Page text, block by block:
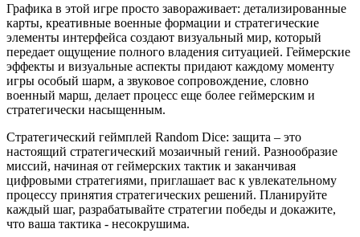
Графика в этой игре просто завораживает: детализированные
карты, креативные военные формации и стратегические
элементы интерфейса создают визуальный мир, который
передает ощущение полного владения ситуацией. Геймерские
эффекты и визуальные аспекты придают каждому моменту
игры особый шарм, а звуковое сопровождение, словно
военный марш, делает процесс еще более геймерским и
стратегически насыщенным.
Стратегический геймплей Random Dice: защита – это
настоящий стратегический мозаичный гений. Разнообразие
миссий, начиная от геймерских тактик и заканчивая
цифровыми стратегиями, приглашает вас к увлекательному
процессу принятия стратегических решений. Планируйте
каждый шаг, разрабатывайте стратегии победы и докажите,
что ваша тактика - несокрушима.